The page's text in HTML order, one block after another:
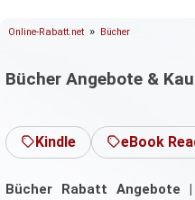
Online-Rabatt.net » Bücher
Bücher Angebote &
Kindle eBook
Bücher Rabatt Angebote